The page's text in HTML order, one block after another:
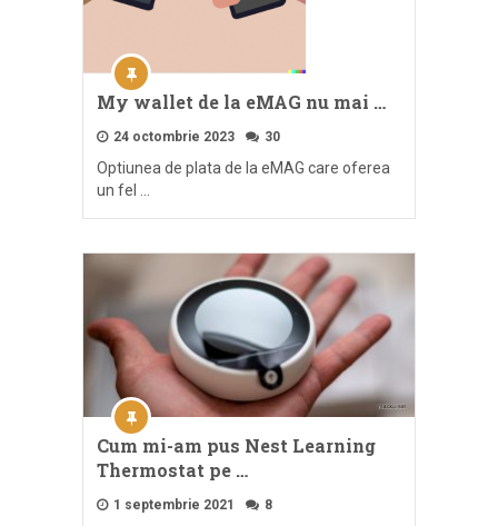
My wallet de la eMAG nu mai …
24 octombrie 2023 30
Optiunea de plata de la eMAG care oferea
un fel …
Cum mi-am pus Nest Learning
Thermostat pe …
1 septembrie 2021 8